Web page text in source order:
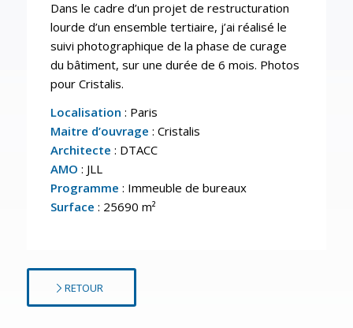
Dans le cadre d’un projet de restructuration
lourde d’un ensemble tertiaire, j’ai réalisé le
suivi photographique de la phase de curage
du bâtiment, sur une durée de 6 mois. Photos
pour Cristalis.
Localisation : Paris
Maitre d’ouvrage : Cristalis
Architecte : DTACC
AMO : JLL
Programme : Immeuble de bureaux
Surface : 25690 m²
RETOUR